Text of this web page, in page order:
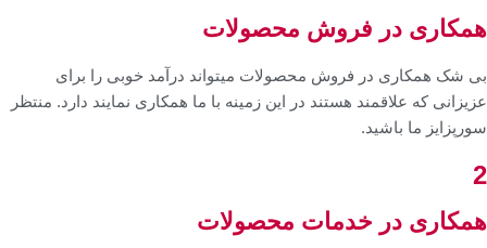
همکاری در فروش محصولات
بی شک همکاری در فروش محصولات میتواند درآمد خوبی را برای
عزیزانی که علاقمند هستند در این زمینه با ما همکاری نمایند دارد. منتظر
سورپزایز ما باشید.
2
همکاری در خدمات محصولات